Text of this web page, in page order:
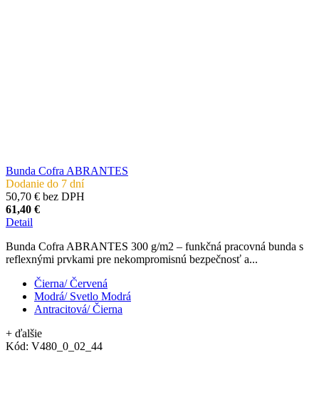
Bunda Cofra ABRANTES
Dodanie do 7 dní
50,70 € bez DPH
61,40 €
Detail
Bunda Cofra ABRANTES 300 g/m2 – funkčná pracovná bunda s
reflexnými prvkami pre nekompromisnú bezpečnosť a...
Čierna/ Červená
Modrá/ Svetlo Modrá
Antracitová/ Čierna
+ ďalšie
Kód: V480_0_02_44